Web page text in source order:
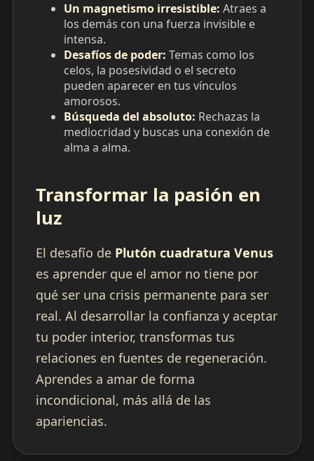
Un magnetismo irresistible: Atraes a
los demás con una fuerza invisible e
intensa.
Desafíos de poder: Temas como los
celos, la posesividad o el secreto
pueden aparecer en tus vínculos
amorosos.
Búsqueda del absoluto: Rechazas la
mediocridad y buscas una conexión de
alma a alma.
Transformar la pasión en
luz
El desafío de Plutón cuadratura Venus
es aprender que el amor no tiene por
qué ser una crisis permanente para ser
real. Al desarrollar la confianza y aceptar
tu poder interior, transformas tus
relaciones en fuentes de regeneración.
Aprendes a amar de forma
incondicional, más allá de las
apariencias.